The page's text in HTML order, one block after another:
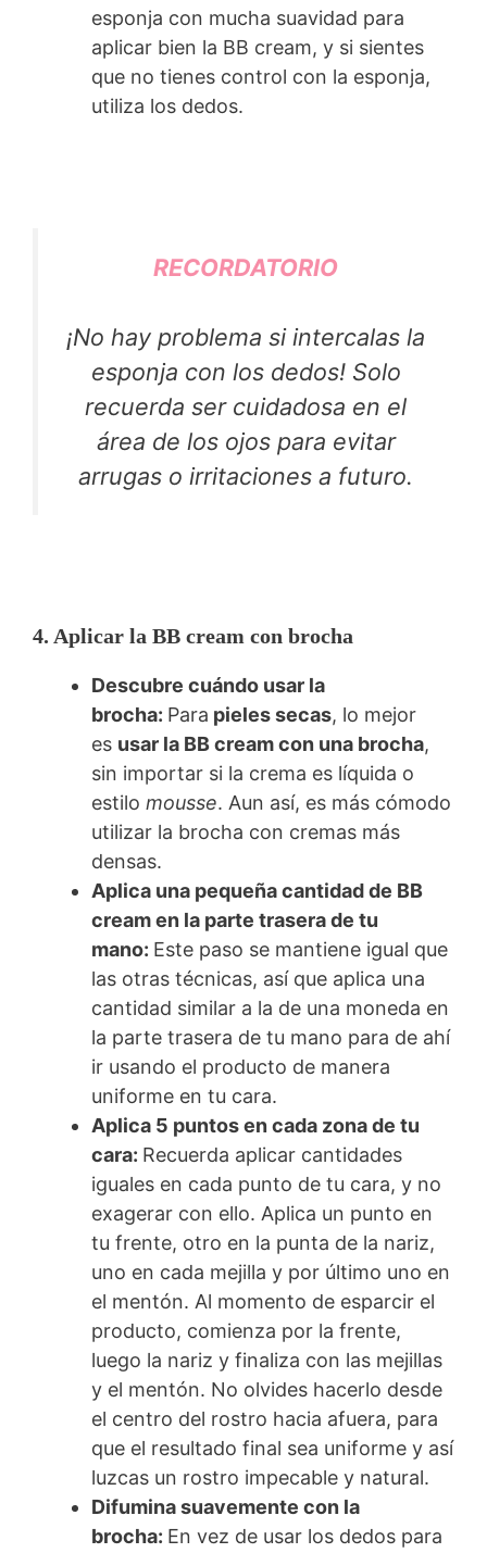
esponja con mucha suavidad para
aplicar bien la BB cream, y si sientes
que no tienes control con la esponja,
utiliza los dedos.
RECORDATORIO
¡No hay problema si intercalas la
esponja con los dedos! Solo
recuerda ser cuidadosa en el
área de los ojos para evitar
arrugas o irritaciones a futuro.
4. Aplicar la BB cream con brocha
Descubre cuándo usar la
brocha: Para pieles secas, lo mejor
es usar la BB cream con una brocha,
sin importar si la crema es líquida o
estilo mousse. Aun así, es más cómodo
utilizar la brocha con cremas más
densas.
Aplica una pequeña cantidad de BB
cream en la parte trasera de tu
mano: Este paso se mantiene igual que
las otras técnicas, así que aplica una
cantidad similar a la de una moneda en
la parte trasera de tu mano para de ahí
ir usando el producto de manera
uniforme en tu cara.
Aplica 5 puntos en cada zona de tu
cara: Recuerda aplicar cantidades
iguales en cada punto de tu cara, y no
exagerar con ello. Aplica un punto en
tu frente, otro en la punta de la nariz,
uno en cada mejilla y por último uno en
el mentón. Al momento de esparcir el
producto, comienza por la frente,
luego la nariz y finaliza con las mejillas
y el mentón. No olvides hacerlo desde
el centro del rostro hacia afuera, para
que el resultado final sea uniforme y así
luzcas un rostro impecable y natural.
Difumina suavemente con la
brocha: En vez de usar los dedos para